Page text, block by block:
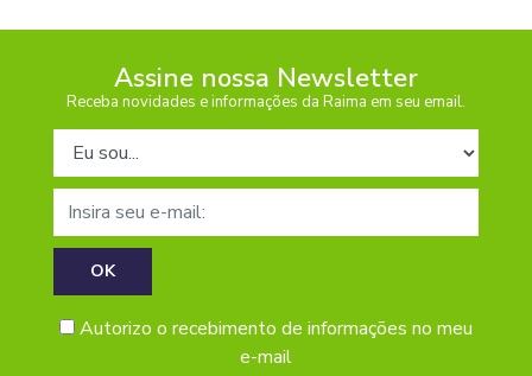
Assine nossa Newsletter
Receba novidades e informações da Raima em seu email.
Autorizo o recebimento de informações no meu
e-mail